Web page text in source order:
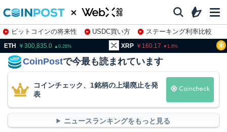
ビットコインの将来性 USDC買い方
ステーキング利率比較
株特集・関連銘柄
0.26 160.17 1.8
CoinPostで今最も読まれています
コインチェック、1銘柄の上場廃止を発
表
ニュースランキングをもっと見る